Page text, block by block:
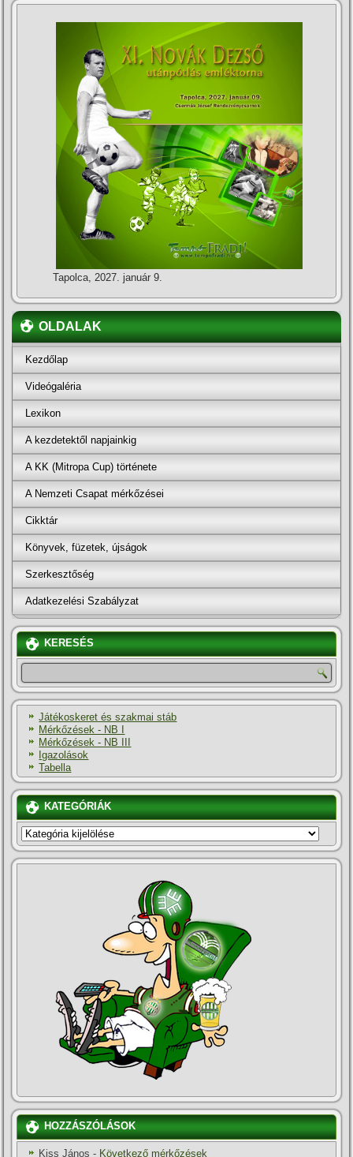
Tapolca, 2027. január 9.
OLDALAK
Kezdőlap
Videógaléria
Lexikon
A kezdetektől napjainkig
A KK (Mitropa Cup) története
A Nemzeti Csapat mérkőzései
Cikktár
Könyvek, füzetek, újságok
Szerkesztőség
Adatkezelési Szabályzat
KERESÉS
Játékoskeret és szakmai stáb
Mérkőzések - NB I
Mérkőzések - NB III
Igazolások
Tabella
KATEGÓRIÁK
KATEGÓRIÁK
HOZZÁSZÓLÁSOK
Kiss János - Következő mérkőzések